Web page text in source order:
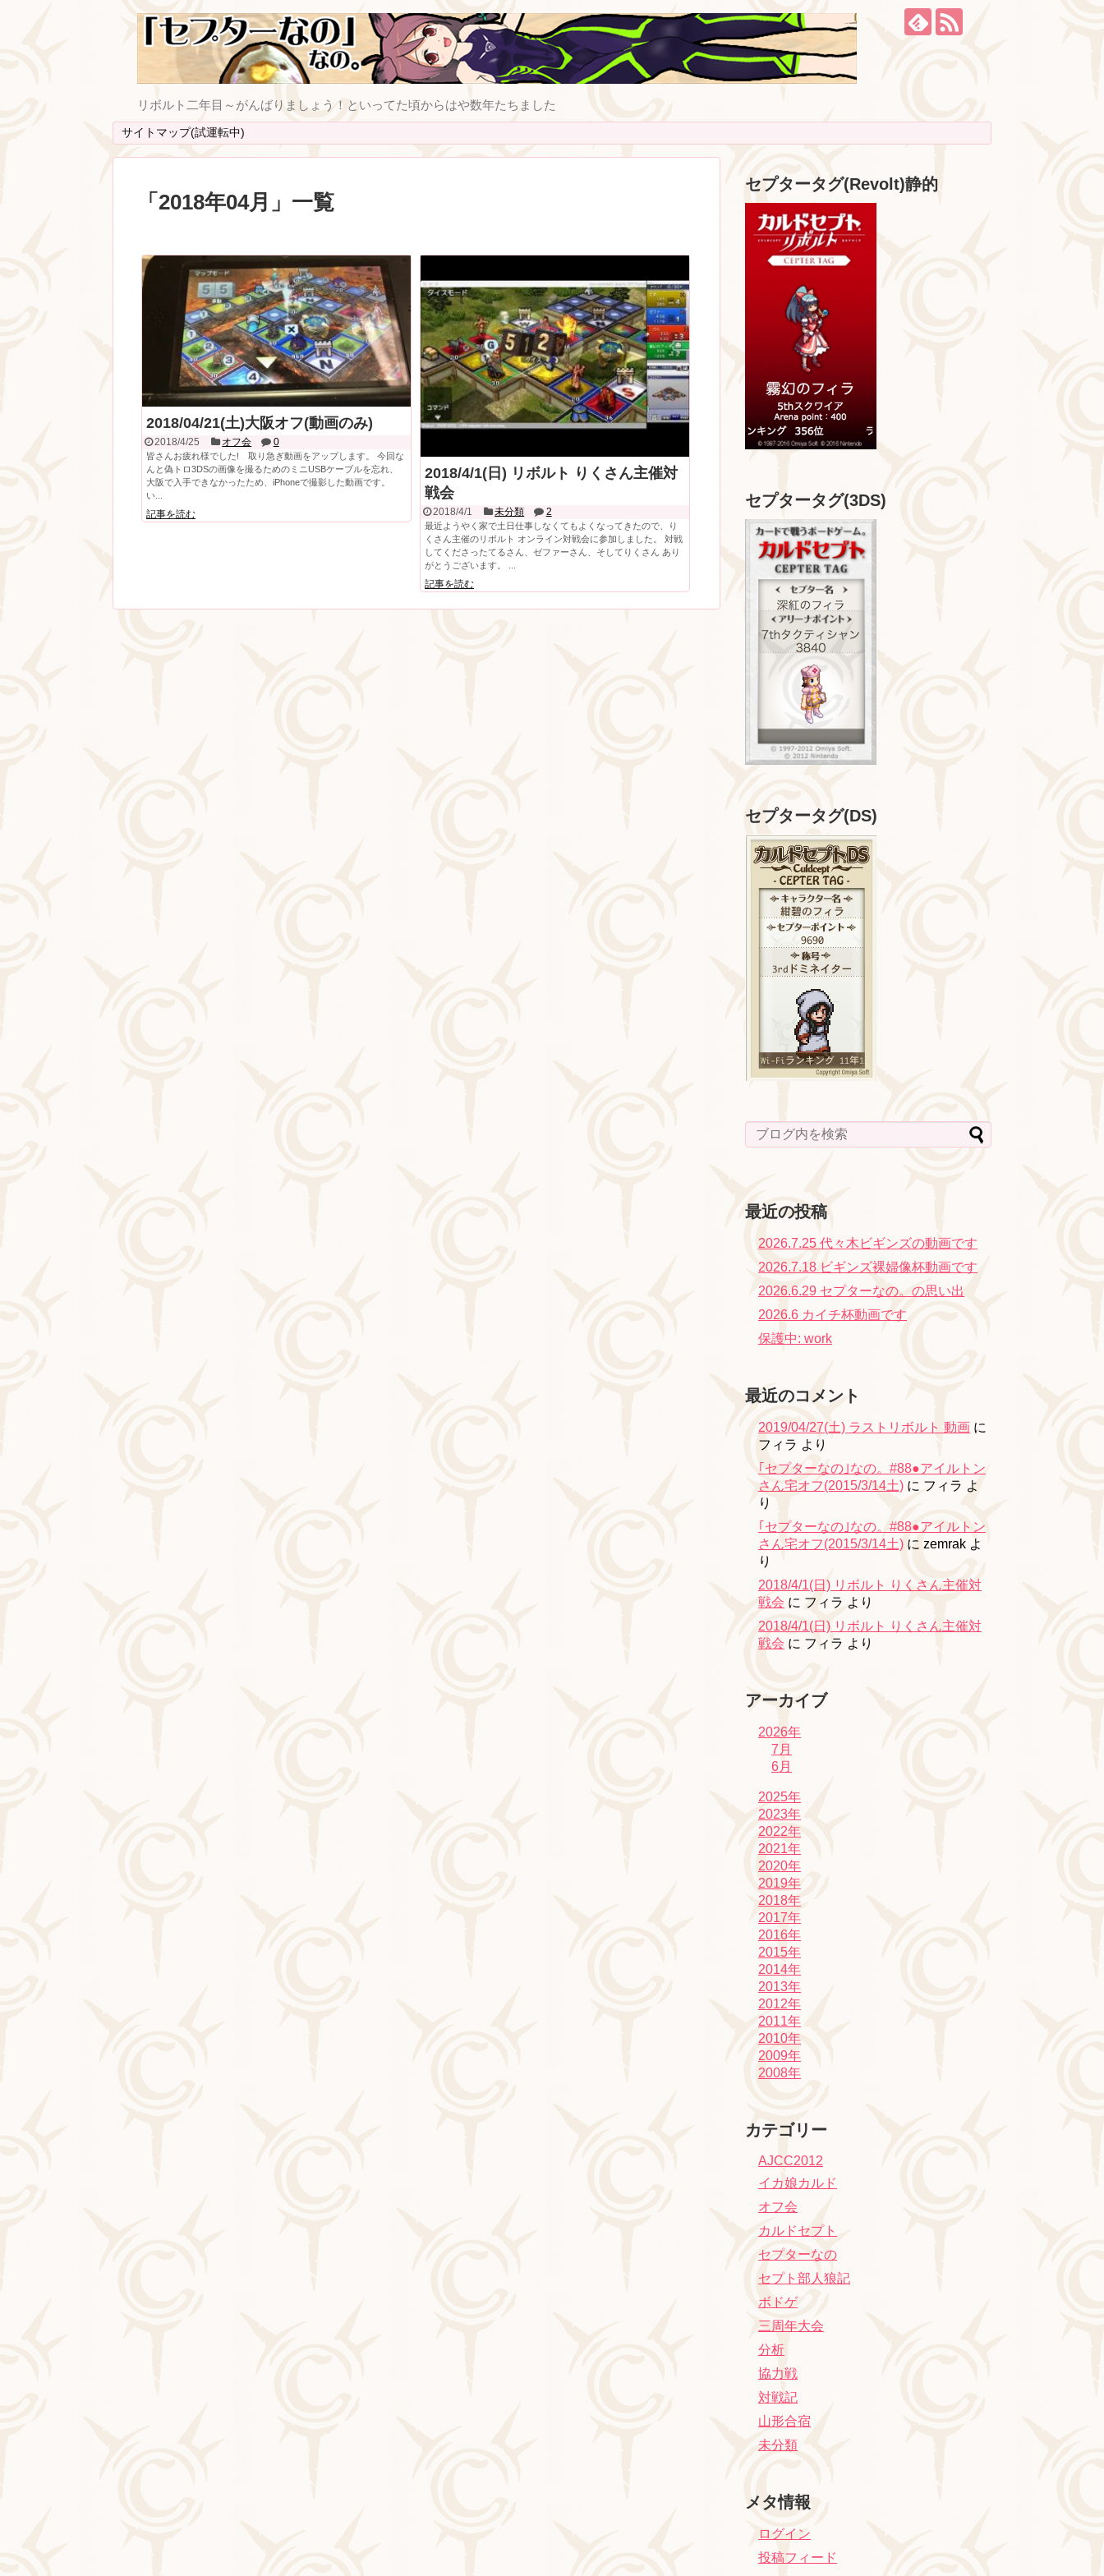
リボルト二年目～がんばりましょう！といってた頃からはや数年たちました
サイトマップ(試運転中)
「 2018年04月 」 一覧
2018/04/21(土)大阪オフ(動画のみ)
2018/4/25 オフ会 0
皆さんお疲れ様でした! 取り急ぎ動画をアップします。 今回な
んと偽トロ3DSの画像を撮るためのミニUSBケーブルを忘れ、
大阪で入手できなかったため、iPhoneで撮影した動画です。
い...
記事を読む
2018/4/1(日) リボルト りくさん主催対
戦会
2018/4/1 未分類 2
最近ようやく家で土日仕事しなくてもよくなってきたので、り
くさん主催のリボルト オンライン対戦会に参加しました。 対戦
してくださったてるさん、ゼファーさん、そしてりくさん あり
がとうございます。 ...
記事を読む
セプタータグ(Revolt)静的
セプタータグ(3DS)
セプタータグ(DS)
最近の投稿
2026.7.25 代々木ビギンズの動画です
2026.7.18 ビギンズ裸婦像杯動画です
2026.6.29 セプターなの。の思い出
2026.6 カイチ杯動画です
保護中: work
最近のコメント
2019/04/27(土) ラストリボルト 動画 に
フィラ より
｢セプターなの｣なの。#88●アイルトン
さん宅オフ(2015/3/14土) に フィラ よ
り
｢セプターなの｣なの。#88●アイルトン
さん宅オフ(2015/3/14土) に zemrak よ
り
2018/4/1(日) リボルト りくさん主催対
戦会 に フィラ より
2018/4/1(日) リボルト りくさん主催対
戦会 に フィラ より
アーカイブ
2026年
7月
6月
2025年
2023年
2022年
2021年
2020年
2019年
2018年
2017年
2016年
2015年
2014年
2013年
2012年
2011年
2010年
2009年
2008年
カテゴリー
AJCC2012
イカ娘カルド
オフ会
カルドセプト
セプターなの
セプト部人狼記
ボドゲ
三周年大会
分析
協力戦
対戦記
山形合宿
未分類
メタ情報
ログイン
投稿フィード